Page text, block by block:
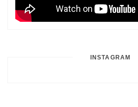
INSTAGRAM